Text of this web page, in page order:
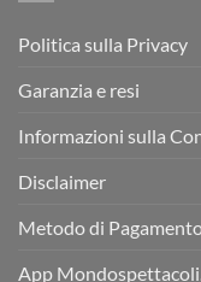
Politica sulla Privacy
Garanzia e resi
Informazioni sulla
Disclaimer
Metodo di
App